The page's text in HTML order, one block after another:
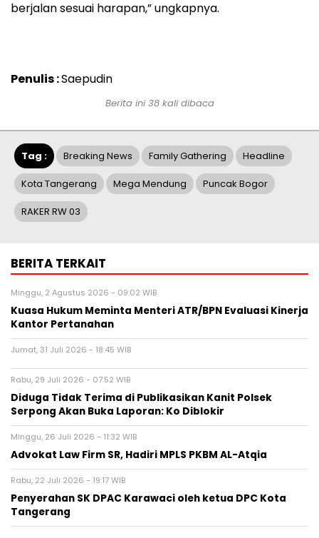
berjalan sesuai harapan,” ungkapnya.
Penulis :Saepudin
Berita ini 38 kali dibaca
Tag : Breaking News Family Gathering Headline
Kota Tangerang Mega Mendung Puncak Bogor
RAKER RW 03
BERITA TERKAIT
Minggu, 2 Agustus 2026 - 09:02 WIB
Kuasa Hukum Meminta Menteri ATR/BPN Evaluasi Kinerja
Kantor Pertanahan
Jumat, 31 Juli 2026 - 18:45 WIB
Rabu, 29 Juli 2026 - 07:52 WIB
Diduga Tidak Terima di Publikasikan Kanit Polsek
Serpong Akan Buka Laporan: Ko Diblokir
Minggu, 26 Juli 2026 - 11:32 WIB
Advokat Law Firm SR, Hadiri MPLS PKBM AL-Atqia
Rabu, 22 Juli 2026 - 19:17 WIB
Penyerahan SK DPAC Karawaci oleh ketua DPC Kota
Tangerang